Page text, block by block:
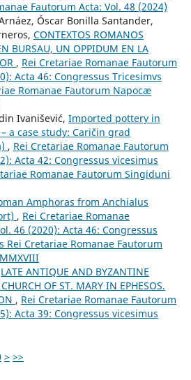
Fautorum Acta: Vol. 48 (2024)
Óscar Bonilla Santander,
CONTEXTOS ROMANOS
BURSAU, UN OPPIDUM EN LA
, Rei Cretariae Romanae Fautorum
Acta 46: Congressus Tricesimvs
Romanae Fautorum Napocæ
Ivanišević, Imported pottery in
a case study: Caričin grad
, Rei Cretariae Romanae Fautorum
Acta 42: Congressus vicesimus
Romanae Fautorum Singiduni
Amphoras from Anchialus
, Rei Cretariae Romanae
46 (2020): Acta 46: Congressus
Rei Cretariae Romanae Fautorum
LATE ANTIQUE AND BYZANTINE
OF ST. MARY IN EPHESOS.
, Rei Cretariae Romanae Fautorum
Acta 39: Congressus vicesimus
> >>